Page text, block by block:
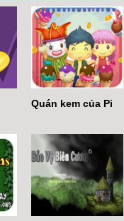
Quán kem của Pi